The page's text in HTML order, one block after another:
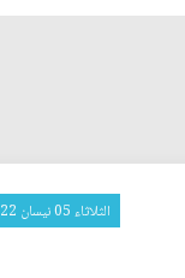
الثلاثاء 05 نيسان 2022